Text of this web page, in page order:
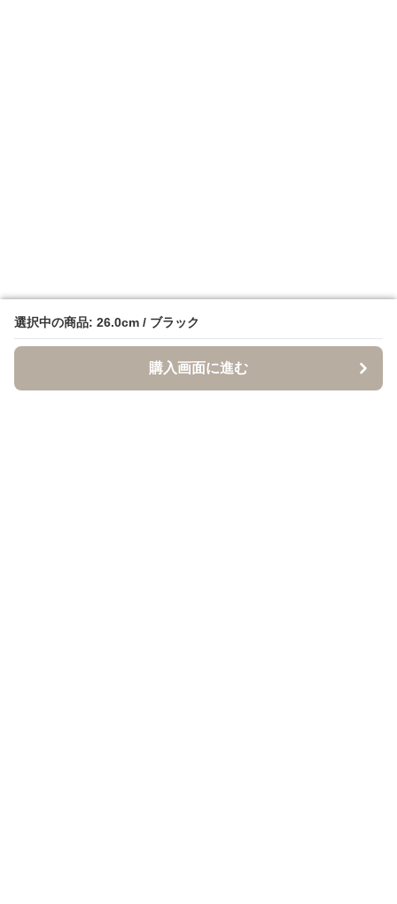
選択中の商品: 26.0cm / ブラック
購入画面に進む
選択中の商品: 26.0cm / ブラック
購入画面に進む